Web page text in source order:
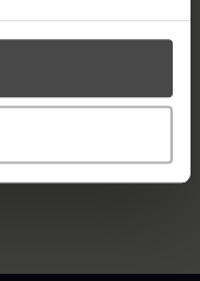
sein. Kommen Sie
an und
haben für jeden die